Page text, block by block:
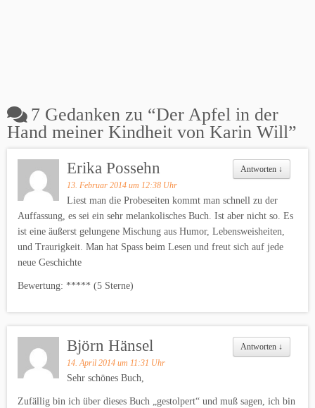
7 Gedanken zu “Der Apfel in der
Hand meiner Kindheit von Karin Will”
Antworten ↓
Erika Possehn
13. Februar 2014 um 12:38 Uhr
Liest man die Probeseiten kommt man schnell zu der
Auffassung, es sei ein sehr melankolisches Buch. Ist aber nicht so. Es
ist eine äußerst gelungene Mischung aus Humor, Lebensweisheiten,
und Traurigkeit. Man hat Spass beim Lesen und freut sich auf jede
neue Geschichte
Bewertung: ***** (5 Sterne)
Antworten ↓
Björn Hänsel
14. April 2014 um 11:31 Uhr
Sehr schönes Buch,
Zufällig bin ich über dieses Buch „gestolpert“ und muß sagen, ich bin